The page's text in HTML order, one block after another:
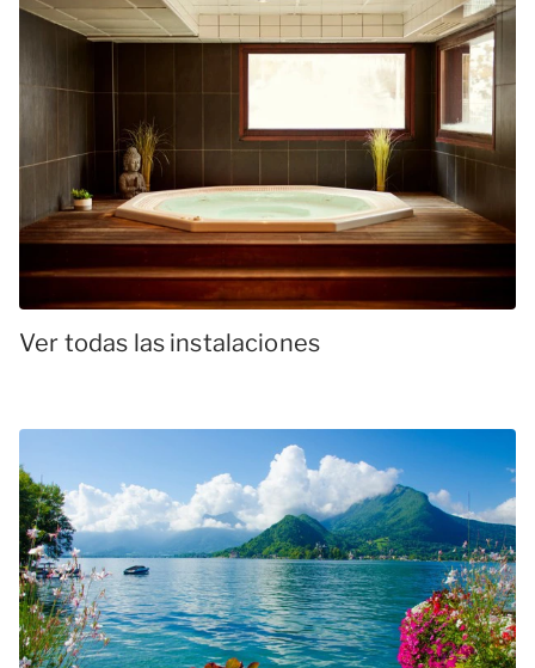
Ver todas las instalaciones